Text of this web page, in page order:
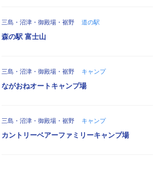
三島・沼津・御殿場・裾野 道の駅
森の駅 富士山
三島・沼津・御殿場・裾野 キャンプ
ながおねオートキャンプ場
三島・沼津・御殿場・裾野 キャンプ
カントリーベアーファミリーキャンプ場